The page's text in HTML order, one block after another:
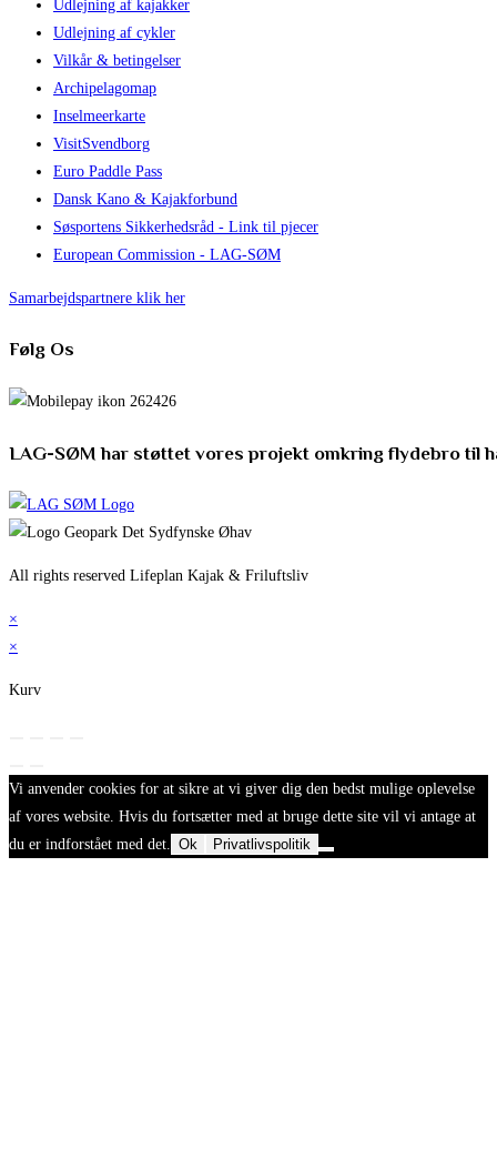
Udlejning af kajakker
Udlejning af cykler
Vilkår & betingelser
Archipelagomap
Inselmeerkarte
VisitSvendborg
Euro Paddle Pass
Dansk Kano & Kajakforbund
Søsportens Sikkerhedsråd - Link til pjecer
European Commission - LAG-SØM
Samarbejdspartnere klik her
Følg Os
LAG-SØM har støttet vores projekt omkring flydebro til
All rights reserved Lifeplan Kajak & Friluftsliv
×
×
Kurv
Vi anvender cookies for at sikre at vi giver dig den bedst mulige oplevelse
af vores website. Hvis du fortsætter med at bruge dette site vil vi antage at
du er indforstået med det. Ok Privatlivspolitik